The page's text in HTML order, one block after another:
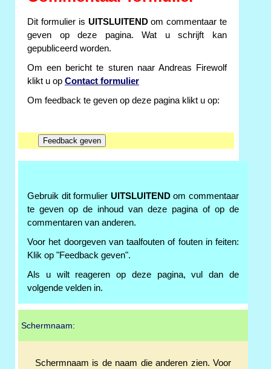
Dit formulier is UITSLUITENDom commentaar te
geven op deze pagina. Wat u schrijft kan
gepubliceerd worden.
Om een bericht te sturen naar Andreas Firewolf
klikt u op Contact formulier
Om feedback te geven op deze pagina klikt u op:
Gebruik dit formulier UITSLUITENDom commentaar
te geven op de inhoud van deze pagina of op de
commentaren van anderen.
Voor het doorgeven van taalfouten of fouten in feiten:
Klik op "Feedback geven".
Als u wilt reageren op deze pagina, vul dan de
volgende velden in.
Schermnaam:
Schermnaam is de naam die anderen zien. Voor